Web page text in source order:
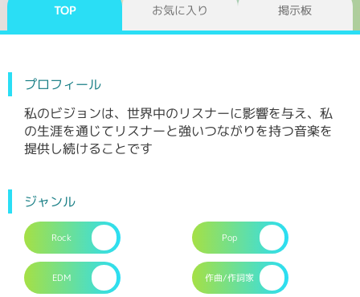
TOP お気に入り 掲示板
プロフィール
私のビジョンは、世界中のリスナーに影響を与え、私
の生涯を通じてリスナーと強いつながりを持つ音楽を
提供し続けることです
ジャンル
Rock Pop
EDM 作曲/作詞家